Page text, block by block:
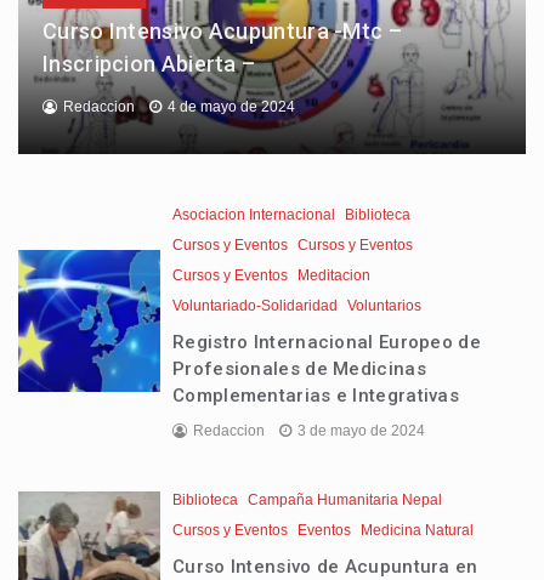
Curso Intensivo Acupuntura -Mtc –
Inscripcion Abierta –
Redaccion 4 de mayo de 2024
Asociacion Internacional
Biblioteca
Cursos y Eventos Cursos y Eventos
Cursos y Eventos
Meditacion
Voluntariado-Solidaridad
Voluntarios
Registro Internacional Europeo de
Profesionales de Medicinas
Complementarias e Integrativas
Redaccion 3 de mayo de 2024
Biblioteca
Campaña Humanitaria Nepal
Cursos y Eventos
Eventos Medicina Natural
Curso Intensivo de Acupuntura en